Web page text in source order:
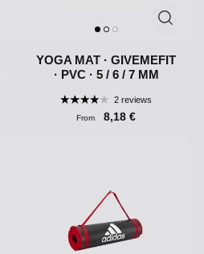
YOGA MAT · GIVEMEFIT
· PVC · 5 / 6 / 7 MM
2 reviews
From 8,18 €